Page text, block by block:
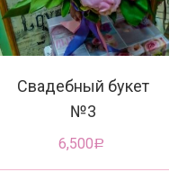
Свадебный букет
№3
6,500Р